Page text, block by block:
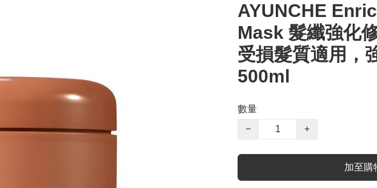
AYUNCHE
Mask 髮纖強化
受損髮質適用，
500ml
數量
−
+
加至購